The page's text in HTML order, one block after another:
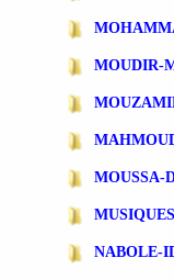
MOUDIR-
MOUSSA-
NABOLE-